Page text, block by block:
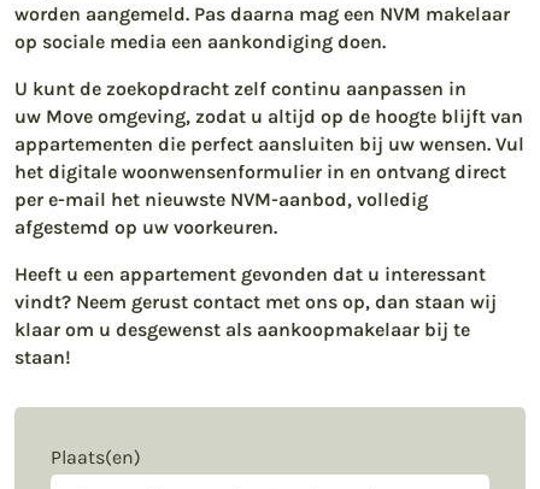
worden aangemeld. Pas daarna mag een NVM makelaar
op sociale media een aankondiging doen.
U kunt de zoekopdracht zelf continu aanpassen in
uw Move omgeving, zodat u altijd op de hoogte blijft van
appartementen die perfect aansluiten bij uw wensen. Vul
het digitale woonwensenformulier in en ontvang direct
per e-mail het nieuwste NVM-aanbod, volledig
afgestemd op uw voorkeuren.
Heeft u een appartement gevonden dat u interessant
vindt? Neem gerust contact met ons op, dan staan wij
klaar om u desgewenst als aankoopmakelaar bij te
staan!
Plaats(en)